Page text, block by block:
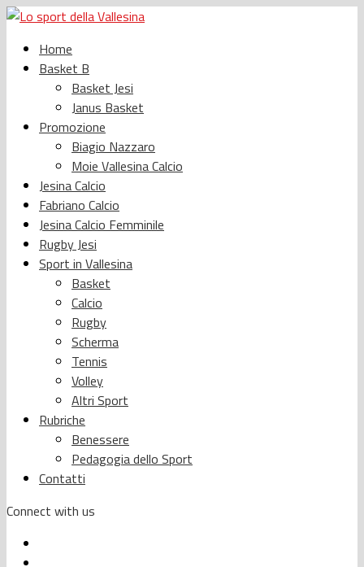
Home
Basket B
Basket Jesi
Janus Basket
Promozione
Biagio Nazzaro
Moie Vallesina Calcio
Jesina Calcio
Fabriano Calcio
Jesina Calcio Femminile
Rugby Jesi
Sport in Vallesina
Basket
Calcio
Rugby
Scherma
Tennis
Volley
Altri Sport
Rubriche
Benessere
Pedagogia dello Sport
Contatti
Connect with us